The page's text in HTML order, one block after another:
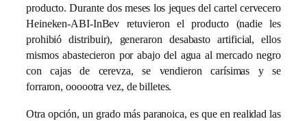
producto. Durante dos meses los jeques del cartel cervecero
Heineken-ABI-InBev retuvieron el producto (nadie les
prohibió distribuir), generaron desabasto artificial, ellos
mismos abastecieron por abajo del agua al mercado negro
con cajas de cerevza, se vendieron carísimas y se
forraron, oooootra vez, de billetes.
Otra opción, un grado más paranoica, es que en realidad las